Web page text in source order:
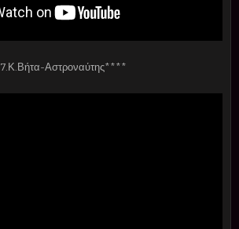
7.Κ.Βήτα-Αστροναύτης****